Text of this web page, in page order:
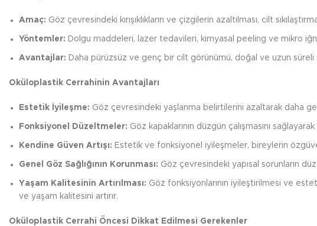
Amaç: Göz çevresindeki kırışıklıkların ve çizgilerin azaltılması, cilt
Yöntemler: Dolgu maddeleri, lazer tedavileri, kimyasal peeling ve mikro
Avantajlar: Daha pürüzsüz ve genç bir cilt görünümü, doğal ve uzun süreli
Oküloplastik Cerrahinin Avantajları
Estetik İyileşme: Göz çevresindeki yaşlanma belirtilerini azaltarak daha
Fonksiyonel Düzeltmeler: Göz kapaklarının düzgün çalışmasını
Kendine Güven Artışı: Estetik ve fonksiyonel iyileşmeler, bireylerin
Genel Göz Sağlığının Korunması: Göz çevresindeki yapısal sorunların
Yaşam Kalitesinin Artırılması: Göz fonksiyonlarının iyileştirilmesi ve
ve yaşam kalitesini artırır.
Oküloplastik Cerrahi Öncesi Dikkat Edilmesi Gerekenler